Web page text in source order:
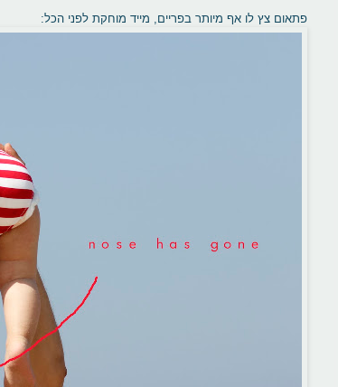
פתאום צץ לו אף מיותר בפריים, מייד מוחקת לפני הכל: